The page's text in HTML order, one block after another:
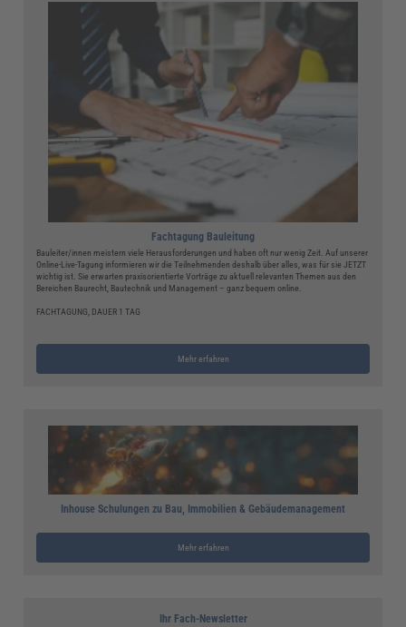
Fachtagung Bauleitung
Bauleiter/innen meistern viele Herausforderungen und haben oft nur wenig Zeit. Auf unserer
Online-Live-Tagung informieren wir die Teilnehmenden deshalb über alles, was für sie JETZT
wichtig ist. Sie erwarten praxisorientierte Vorträge zu aktuell relevanten Themen aus den
Bereichen Baurecht, Bautechnik und Management – ganz bequem online.
FACHTAGUNG, DAUER 1 TAG
Mehr erfahren
Inhouse Schulungen zu Bau, Immobilien & Gebäudemanagement
Mehr erfahren
Ihr Fach-Newsletter